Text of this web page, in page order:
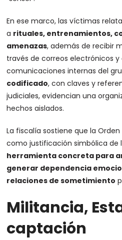
En ese marco, las víctimas
a rituales, entrenamientos,
amenazas, además de recibir
través de correos electrónicos y
comunicaciones internas del
codificado, con claves y
judiciales, evidencian una
hechos aislados.
La fiscalía sostiene que la
como justificación simbólica de
herramienta concreta para
generar dependencia
relaciones de sometimiento
Militancia,
captación